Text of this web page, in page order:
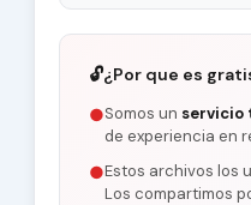
🔓¿Por que es
●Somos un servicio
de experiencia en
●Estos archivos los
Los compartimos